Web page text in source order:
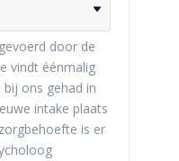
door de
vindt éénmalig
bij ons gehad in
intake plaats
is er